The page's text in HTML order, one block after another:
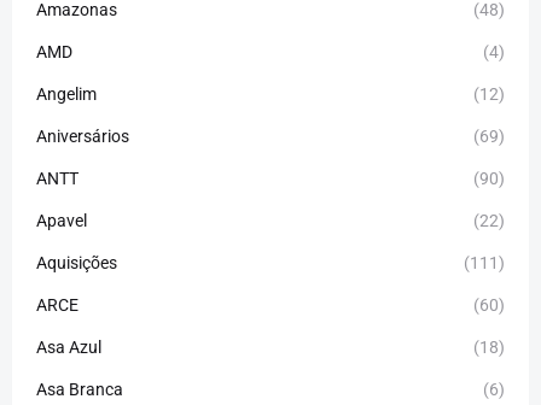
Amazonas (48)
AMD (4)
Angelim (12)
Aniversários (69)
ANTT (90)
Apavel (22)
Aquisições (111)
ARCE (60)
Asa Azul (18)
Asa Branca (6)